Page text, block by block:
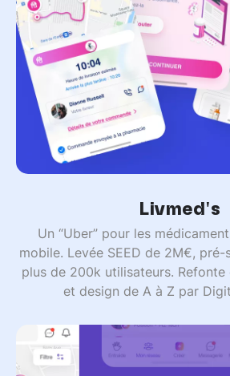
Livmed's
Un “Uber” pour les
mobile. Levée SEED de 2M€,
plus de 200k utilisateurs.
et design de A à Z par